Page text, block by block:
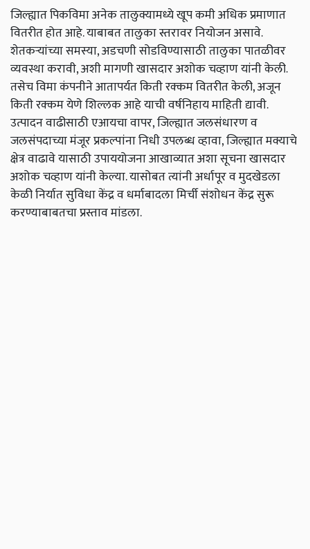
जिल्ह्यातपिकविमाअनेकतालुक्यामध्येखूपकमीअधिकप्रमाणात
वितरीतहोतआहे.याबाबततालुकास्तरावरनियोजनअसावे.
शेतकऱ्यांच्यासमस्या,अडचणीसोडविण्यासाठीतालुकापातळीवर
व्यवस्थाकरावी,अशीमागणीखासदारअशोकचव्हाणयांनीकेली.
तसेचविमाकंपनीनेआतापर्यतकितीरक्कमवितरीतकेली,अजून
कितीरक्कमयेणेशिल्लकआहेयाचीवर्षनिहायमाहितीद्यावी.
उत्पादनवाढीसाठीएआयचावापर,जिल्ह्यातजलसंधारणव
जलसंपदाच्यामंजूरप्रकल्पांनानिधीउपलब्धव्हावा,जिल्ह्यातमक्याचे
क्षेत्रवाढावेयासाठीउपाययोजनाआखाव्यातअशासूचनाखासदार
अशोकचव्हाणयांनीकेल्या.यासोबतत्यांनीअर्धापूरवमुदखेडला
केळीनिर्यातसुविधाकेंद्रवधर्माबादलामिर्चीसंशोधनकेंद्रसुरू
करण्याबाबतचाप्रस्तावमांडला.